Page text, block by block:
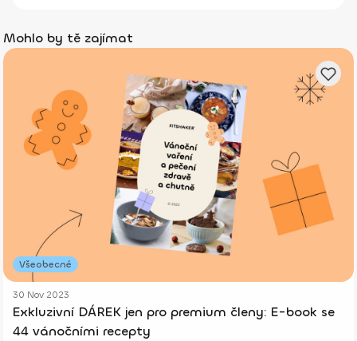
Mohlo by tě zajímat
Všeobecné
30 Nov 2023
Exkluzivní DÁREK jen pro premium členy: E-book se
44 vánočními recepty